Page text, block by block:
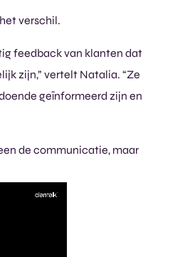
verschil.
feedback van klanten dat
zijn,” vertelt Natalia. “Ze
geïnformeerd zijn en
de communicatie, maar